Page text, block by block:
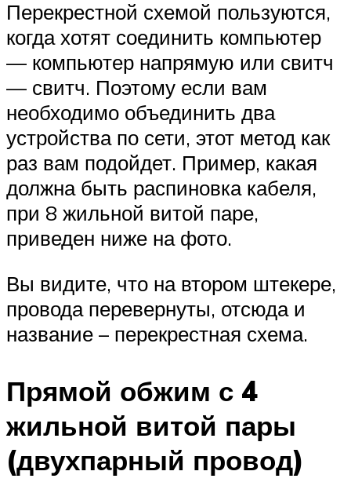
Перекрестной схемой пользуются,
когда хотят соединить компьютер
— компьютер напрямую или свитч
— свитч. Поэтому если вам
необходимо объединить два
устройства по сети, этот метод как
раз вам подойдет. Пример, какая
должна быть распиновка кабеля,
при 8 жильной витой паре,
приведен ниже на фото.
Вы видите, что на втором штекере,
провода перевернуты, отсюда и
название – перекрестная схема.
Прямой обжим с 4
жильной витой пары
(двухпарный провод)